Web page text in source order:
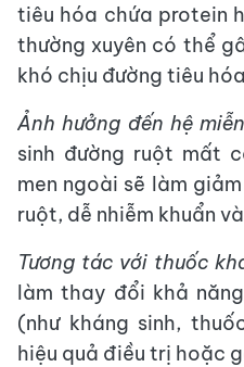
tiêu hóa chứa protein
thường xuyên có thể
khó chịu đường tiêu
Ảnh hưởng đến hệ
sinh đường ruột mất
men ngoài sẽ làm
ruột, dễ nhiễm khuẩn
Tương tác với thuốc
làm thay đổi khả
(như kháng sinh,
hiệu quả điều trị hoặc